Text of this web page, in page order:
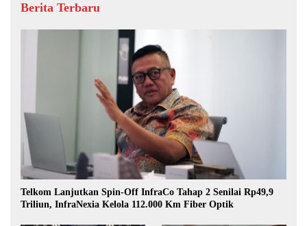
Berita Terbaru
Telkom Lanjutkan Spin-Off InfraCo Tahap 2 Senilai Rp49,9
Triliun, InfraNexia Kelola 112.000 Km Fiber Optik